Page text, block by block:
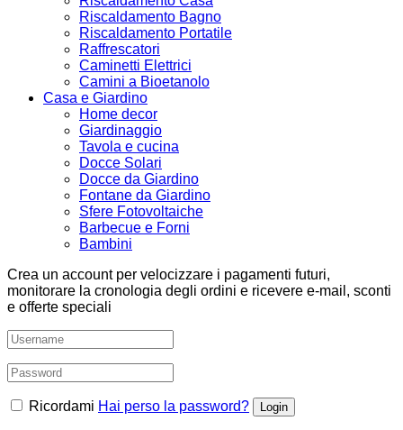
Riscaldamento Bagno
Riscaldamento Portatile
Raffrescatori
Caminetti Elettrici
Camini a Bioetanolo
Casa e Giardino
Home decor
Giardinaggio
Tavola e cucina
Docce Solari
Docce da Giardino
Fontane da Giardino
Sfere Fotovoltaiche
Barbecue e Forni
Bambini
Crea un account per velocizzare i pagamenti futuri,
monitorare la cronologia degli ordini e ricevere e-mail, sconti
e offerte speciali
Ricordami Hai perso la password?